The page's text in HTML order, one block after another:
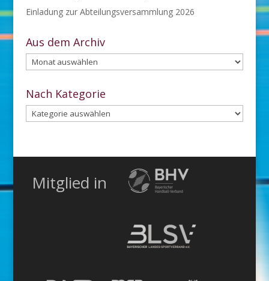
Einladung zur Abteilungsversammlung 2026
Aus dem Archiv
Aus
dem
Archiv
Nach Kategorie
Nach
Kategorie
Mitglied in